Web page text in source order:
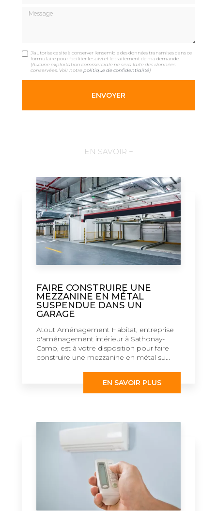
Message
J'autorise ce site à conserver l'ensemble des données transmises dans ce
formulaire pour faciliter le suivi et le traitement de ma demande.
(Aucune exploitation commerciale ne sera faite des données
conservées. Voir notrepolitique de confidentialité)
EN SAVOIR +
FAIRE CONSTRUIRE UNE
MEZZANINE EN MÉTAL
SUSPENDUE DANS UN
GARAGE
Atout Aménagement Habitat, entreprise
d'aménagement intérieur à Sathonay-
Camp, est à votre disposition pour faire
construire une mezzanine en métal su...
EN SAVOIR PLUS